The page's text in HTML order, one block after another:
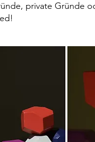
private Gründe